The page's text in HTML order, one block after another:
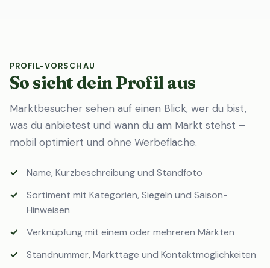
PROFIL-VORSCHAU
So sieht dein Profil aus
Marktbesucher sehen auf einen Blick, wer du bist,
was du anbietest und wann du am Markt stehst –
mobil optimiert und ohne Werbefläche.
Name, Kurzbeschreibung und Standfoto
Sortiment mit Kategorien, Siegeln und Saison-
Hinweisen
Verknüpfung mit einem oder mehreren Märkten
Standnummer, Markttage und Kontaktmöglichkeiten